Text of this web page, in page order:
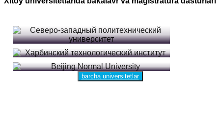
SIAN SHIMOLIY POLITEXNIKA UNIVERSITETI
HARBIN TEXNOLOGIYA INSTITUTI
barcha universitetlar